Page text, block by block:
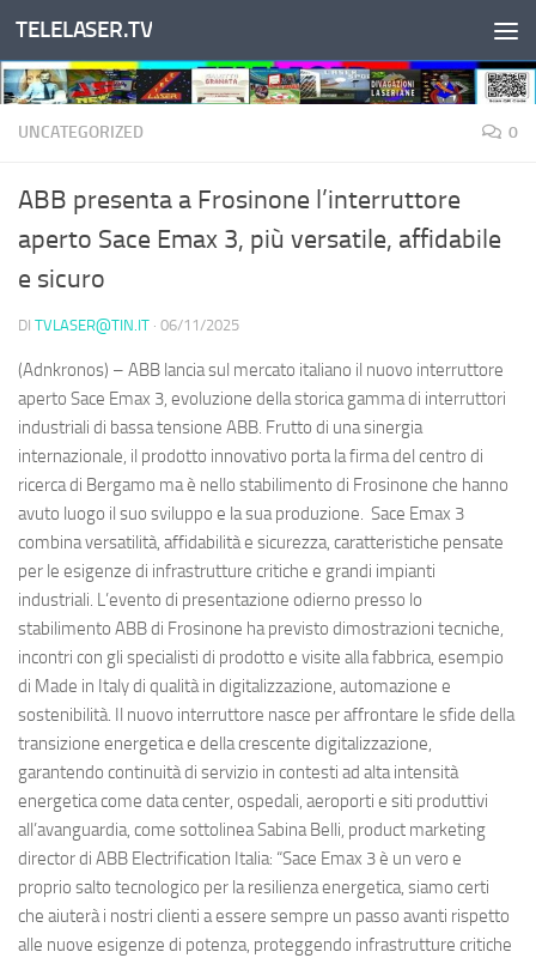
Salta al contenuto
TELELASER.TV
UNCATEGORIZED 0
ABB presenta a Frosinone l’interruttore
aperto Sace Emax 3, più versatile, affidabile
e sicuro
DI TVLASER@TIN.IT · 06/11/2025
(Adnkronos) – ABB lancia sul mercato italiano il nuovo interruttore
aperto Sace Emax 3, evoluzione della storica gamma di interruttori
industriali di bassa tensione ABB. Frutto di una sinergia
internazionale, il prodotto innovativo porta la firma del centro di
ricerca di Bergamo ma è nello stabilimento di Frosinone che hanno
avuto luogo il suo sviluppo e la sua produzione. Sace Emax 3
combina versatilità, affidabilità e sicurezza, caratteristiche pensate
per le esigenze di infrastrutture critiche e grandi impianti
industriali. L’evento di presentazione odierno presso lo
stabilimento ABB di Frosinone ha previsto dimostrazioni tecniche,
incontri con gli specialisti di prodotto e visite alla fabbrica, esempio
di Made in Italy di qualità in digitalizzazione, automazione e
sostenibilità. Il nuovo interruttore nasce per affrontare le sfide della
transizione energetica e della crescente digitalizzazione,
garantendo continuità di servizio in contesti ad alta intensità
energetica come data center, ospedali, aeroporti e siti produttivi
all’avanguardia, come sottolinea Sabina Belli, product marketing
director di ABB Electrification Italia: “Sace Emax 3 è un vero e
proprio salto tecnologico per la resilienza energetica, siamo certi
che aiuterà i nostri clienti a essere sempre un passo avanti rispetto
alle nuove esigenze di potenza, proteggendo infrastrutture critiche